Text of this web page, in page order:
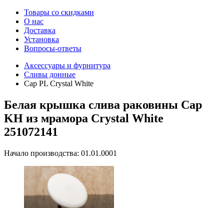
Товары со скидками
О нас
Доставка
Установка
Вопросы-ответы
Аксессуары и фурнитура
Сливы донные
Cap PL Crystal White
Белая крышка слива раковины Cap
KH из мрамора Crystal White
251072141
Начало производства: 01.01.0001